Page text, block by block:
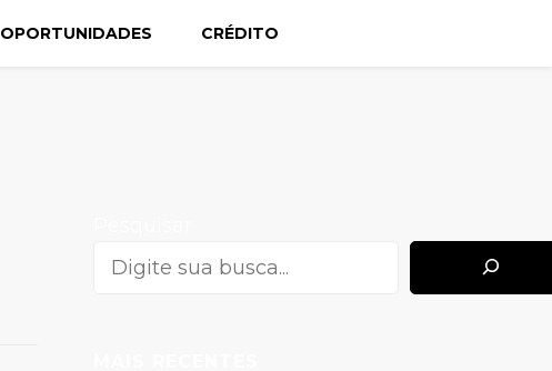
OPORTUNIDADES CRÉDITO